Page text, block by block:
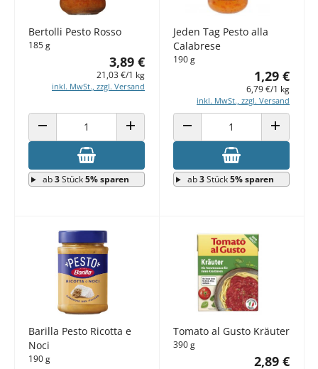
Bertolli Pesto Rosso
185 g
3,89 €
21,03 €/1 kg
inkl. MwSt., zzgl. Versand
ANZAHL VERRINGERN ANZAHL ERHÖHEN
ab3Stück5% sparen
Jeden Tag Pesto alla
Calabrese
190 g
1,29 €
6,79 €/1 kg
inkl. MwSt., zzgl. Versand
ANZAHL VERRINGERN ANZAHL
ab3Stück5% sparen
Barilla Pesto Ricotta e
Noci
190 g
Tomato al Gusto Kräuter
390 g
2,89 €